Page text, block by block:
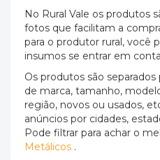
No Rural Vale os produtos
fotos que facilitam a
para o produtor rural, você
insumos se entrar em
Os produtos são
de marca, tamanho,
região, novos ou usados,
anúncios por cidades,
Pode filtrar para achar o
Metálicos .